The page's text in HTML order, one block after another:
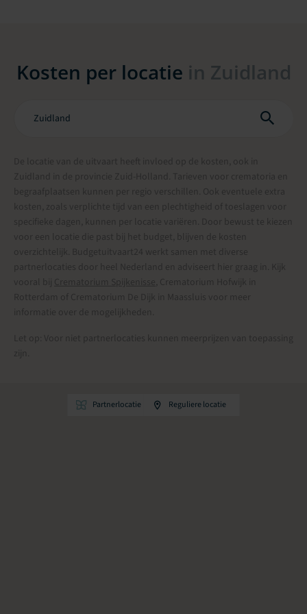
Kosten per locatie in Zuidland
Partnerlocatie Reguliere locatie